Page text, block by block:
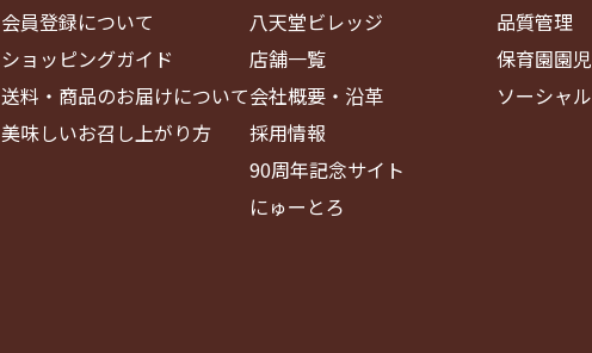
会員登録について
ショッピングガイド
送料・商品のお届けについて
美味しいお召し上がり方
八天堂ビレッジ
店舗一覧
会社概要・沿革
採用情報
90周年記念サイト
にゅーとろ
品質管理
保育園園
ソーシャ